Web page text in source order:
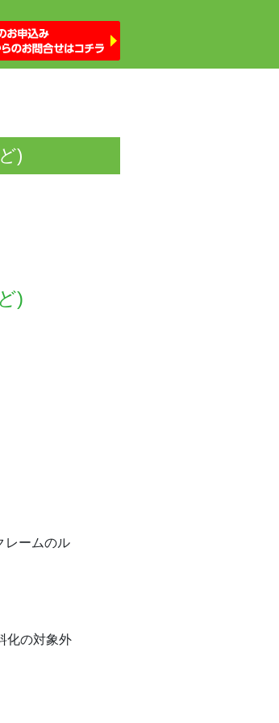
)
)
レームのル
化の対象外